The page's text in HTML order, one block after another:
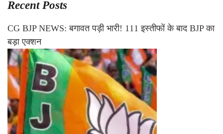
Recent Posts
CG BJP NEWS: बगावत पड़ी भारी! 111 इस्तीफों के बाद BJP का
बड़ा एक्शन